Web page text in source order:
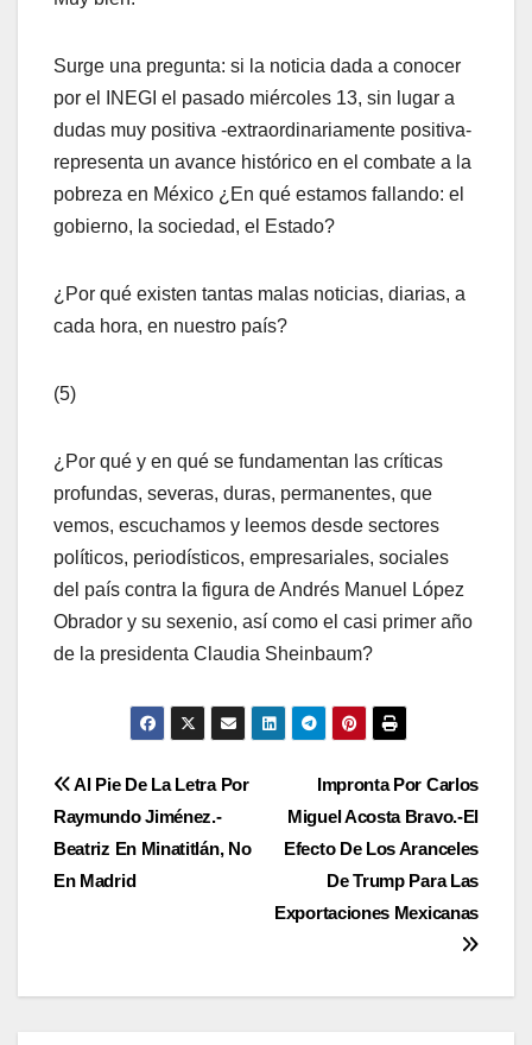
Surge una pregunta: si la noticia dada a conocer
por el INEGI el pasado miércoles 13, sin lugar a
dudas muy positiva -extraordinariamente positiva-
representa un avance histórico en el combate a la
pobreza en México ¿En qué estamos fallando: el
gobierno, la sociedad, el Estado?
¿Por qué existen tantas malas noticias, diarias, a
cada hora, en nuestro país?
(5)
¿Por qué y en qué se fundamentan las críticas
profundas, severas, duras, permanentes, que
vemos, escuchamos y leemos desde sectores
políticos, periodísticos, empresariales, sociales
del país contra la figura de Andrés Manuel López
Obrador y su sexenio, así como el casi primer año
de la presidenta Claudia Sheinbaum?
Navegación
de
entradas
Impronta Por Carlos
Miguel Acosta Bravo.-El
Efecto De Los Aranceles
De Trump Para Las
Exportaciones Mexicanas
Al Pie De La Letra Por
Raymundo Jiménez.-
Beatriz En Minatitlán, No
En Madrid